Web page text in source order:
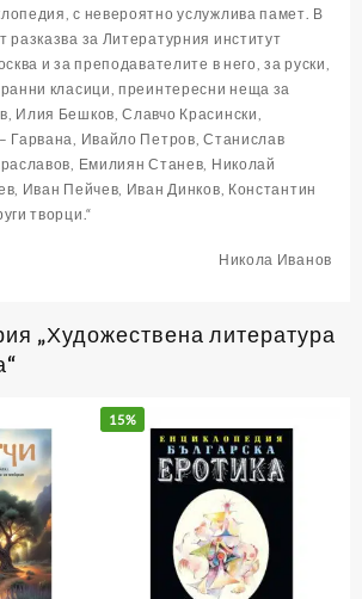
с невероятно услужлива памет. В
разказва за Литературния институт
и за преподавателите в него, за руски,
класици, преинтересни неща за
Илия Бешков, Славчо Красински,
Гарвана, Ивайло Петров, Станислав
Емилиян Станев, Николай
Иван Пейчев, Иван Динков, Константин
творци.“
Никола Иванов
„Художествена литература
15%